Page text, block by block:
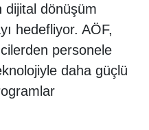
dijital dönüşüm
hedefliyor. AÖF,
personele
daha güçlü